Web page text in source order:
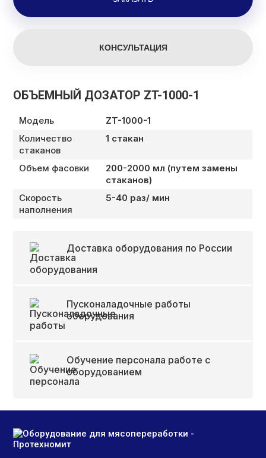
ОБЪЕМНЫЙ ДОЗАТОР ZT-1000-1
Модель
ZT-1000-1
Количество
стаканов
1 стакан
Объем фасовки
200-2000 мл (путем замены
стаканов)
Скорость
наполнения
5-40 раз/ мин
Доставка оборудования по России
Пусконаладочные работы
оборудования
Обучение персонала работе с
оборудованием